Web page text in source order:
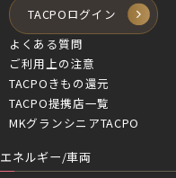
TACPOログイン
よくある質問
ご利用上の注意
TACPOきもの還元
TACPO提携店一覧
MKグランシニアTACPO
エネルギー/車両